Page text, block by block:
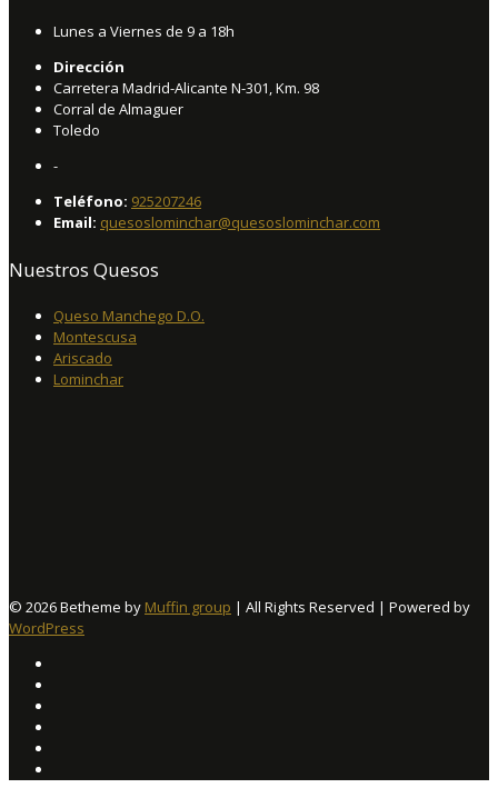
Lunes a Viernes de 9 a 18h
Dirección
Carretera Madrid-Alicante N-301, Km. 98
Corral de Almaguer
Toledo
-
Teléfono: 925207246
Email: quesoslominchar@quesoslominchar.com
Nuestros Quesos
Queso Manchego D.O.
Montescusa
Ariscado
Lominchar
© 2026 Betheme by Muffin group | All Rights Reserved | Powered by
WordPress